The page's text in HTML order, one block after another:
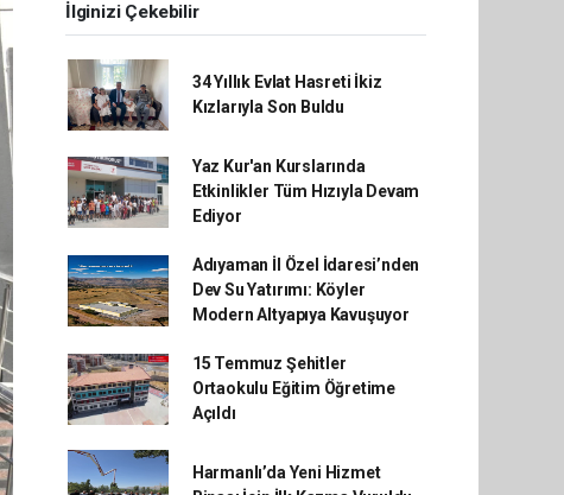
İlginizi Çekebilir
34 Yıllık Evlat Hasreti İkiz
Kızlarıyla Son Buldu
Yaz Kur'an Kurslarında
Etkinlikler Tüm Hızıyla Devam
Ediyor
Adıyaman İl Özel İdaresi’nden
Dev Su Yatırımı: Köyler
Modern Altyapıya Kavuşuyor
15 Temmuz Şehitler
Ortaokulu Eğitim Öğretime
Açıldı
Harmanlı’da Yeni Hizmet